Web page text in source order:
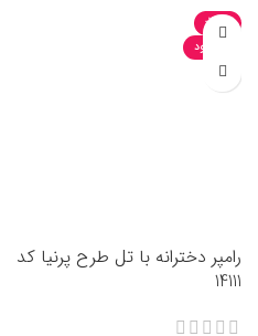
-35%
ناموجود
رامپر دخترانه با تل طرح پرنیا کد
14111